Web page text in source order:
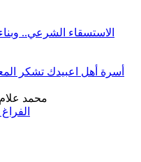
الاستسقاء الشرعي..
أسرة أهل اعبيدك تشكر